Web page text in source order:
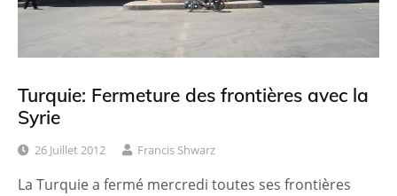
Turquie: Fermeture des frontières avec la
Syrie
26 Juillet 2012 Francis Shwarz
La Turquie a fermé mercredi toutes ses frontières